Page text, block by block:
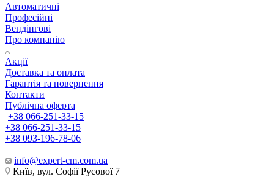
Автоматичні
Професійні
Вендінгові
Про компанію
Акції
Доставка та оплата
Гарантія та повернення
Контакти
Публічна оферта
+38 066-251-33-15
+38 066-251-33-15
+38 093-196-78-06
info@expert-cm.com.ua
Київ, вул. Софії Русової 7